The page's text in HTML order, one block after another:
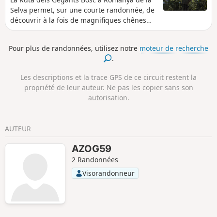
Selva permet, sur une courte randonnée, de
découvrir à la fois de magnifiques chênes
lièges mais aussi des monuments
Pour plus de randonnées, utilisez notre moteur de recherche
.
Les descriptions et la trace GPS de ce circuit restent la
propriété de leur auteur. Ne pas les copier sans son
autorisation.
AUTEUR
AZOG59
2 Randonnées
Visorandonneur